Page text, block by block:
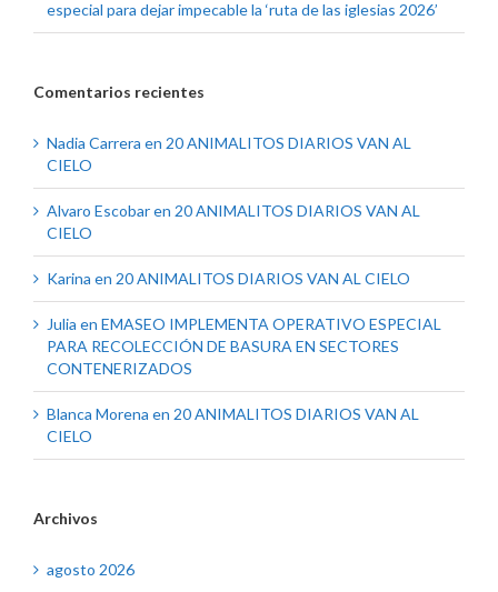
especial para dejar impecable la ‘ruta de las iglesias 2026’
Comentarios recientes
Nadia Carrera en 20 ANIMALITOS DIARIOS VAN AL
CIELO
Alvaro Escobaren 20 ANIMALITOS DIARIOS VAN AL
CIELO
Karina en 20 ANIMALITOS DIARIOS VAN AL CIELO
Julia en EMASEO IMPLEMENTA OPERATIVO ESPECIAL
PARA RECOLECCIÓN DE BASURA EN SECTORES
CONTENERIZADOS
Blanca Morena en 20 ANIMALITOS DIARIOS VAN AL
CIELO
Archivos
agosto 2026